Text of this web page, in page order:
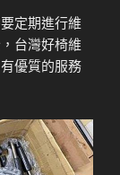
定期進行維
台灣好椅維
優質的服務